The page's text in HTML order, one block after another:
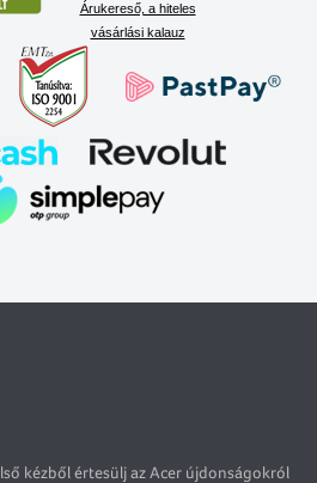
Árukereső, a hiteles
vásárlási kalauz
kézből értesülj az Acer újdonságokról